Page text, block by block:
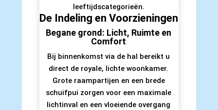
leeftijdscategorieën.
De Indeling en Voorzieningen
Begane grond: Licht, Ruimte en
Comfort
Bij binnenkomst via de hal bereikt u
direct de royale, lichte woonkamer.
Grote raampartijen en een brede
schuifpui zorgen voor een maximale
lichtinval en een vloeiende overgang